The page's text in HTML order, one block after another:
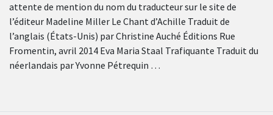
attente de mention du nom du traducteur sur le site de
l’éditeur Madeline Miller Le Chant d’Achille Traduit de
l’anglais (États-Unis) par Christine Auché Éditions Rue
Fromentin, avril 2014 Eva Maria Staal Trafiquante Traduit du
néerlandais par Yvonne Pétrequin …